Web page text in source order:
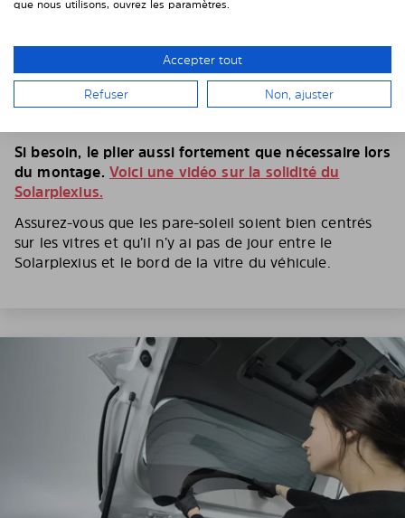
5. PLIEZ LE PARE-SOLEIL SANS HÉSITER
Suivant le modèle de voiture et le type de vitre, il faut
plier le Solarplexius pour pouvoir l’insérer entre la
Si besoin, le plier aussi fortement que nécessaire lors
du montage. Voici une vidéo sur la solidité du
Solarplexius.
Assurez-vous que les pare-soleil soient bien centrés
sur les vitres et qu’il n’y ai pas de jour entre le
Solarplexius et le bord de la vitre du véhicule.
que nous utilisons, ouvrez les paramètres.
Accepter tout
Refuser Non, ajuster